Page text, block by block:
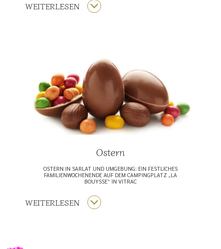
WEITERLESEN
Ostern
OSTERN IN SARLAT UND UMGEBUNG: EIN FESTLICHES
FAMILIENWOCHENENDE AUF DEM CAMPINGPLATZ „LA
BOUYSSE“ IN VITRAC
WEITERLESEN